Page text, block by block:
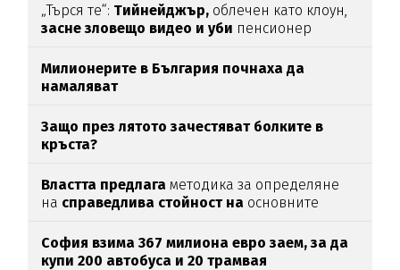
„Търся те“: Тийнейджър, облечен като клоун,
засне зловещо видео и уби пенсионер
Милионерите в България почнаха да
намаляват
Защо през лятото зачестяват болките в
кръста?
Властта предлага методика за определяне
на справедлива стойност на основните
София взима 367 милиона евро заем, за да
купи 200 автобуса и 20 трамвая